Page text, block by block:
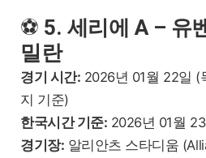
⚽ 5. 세리에 A – 유
밀란
경기 시간: 2026년 01월 22일 (
지 기준)
한국시간 기준: 2026년 01월
경기장: 알리안츠 스타디움